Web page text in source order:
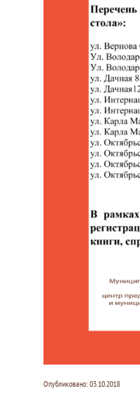
Опубликовано: 03.10.2018